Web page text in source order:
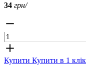
34 грн/
Купити Купити в 1 клік